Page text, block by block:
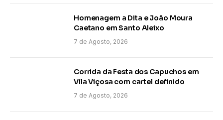
Homenagem a Dita e João Moura
Caetano em Santo Aleixo
7 de Agosto, 2026
Corrida da Festa dos Capuchos em
Vila Viçosa com cartel definido
7 de Agosto, 2026